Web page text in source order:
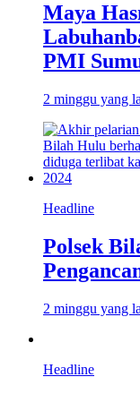
Maya
PMI
2 minggu yang
Headline
Polsek
2 minggu yang
Headline